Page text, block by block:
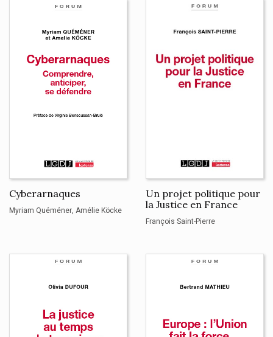
Cyberarnaques
Myriam Quéméner Amélie Köcke
Un projet politique pour
la Justice en France
François Saint-Pierre